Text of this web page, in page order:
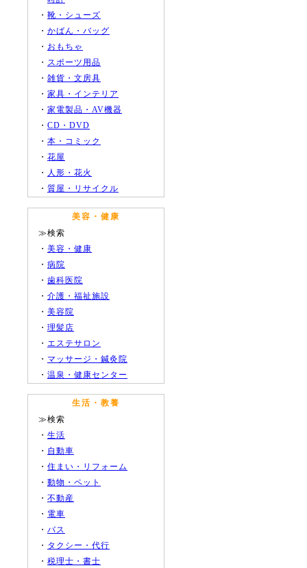
・ 靴・シューズ
・ かばん・バッグ
・ おもちゃ
・ スポーツ用品
・ 雑貨・文房具
・ 家具・インテリア
・ 家電製品・AV機器
・ CD・DVD
・ 本・コミック
・ 花屋
・ 人形・花火
・ 質屋・リサイクル
美容・健康
≫検索
・ 美容・健康
・ 病院
・ 歯科医院
・ 介護・福祉施設
・ 美容院
・ 理髪店
・ エステサロン
・ マッサージ・鍼灸院
・ 温泉・健康センター
生活・教養
≫検索
・ 生活
・ 自動車
・ 住まい・リフォーム
・ 動物・ペット
・ 不動産
・ 電車
・ バス
・ タクシー・代行
・ 税理士・書士